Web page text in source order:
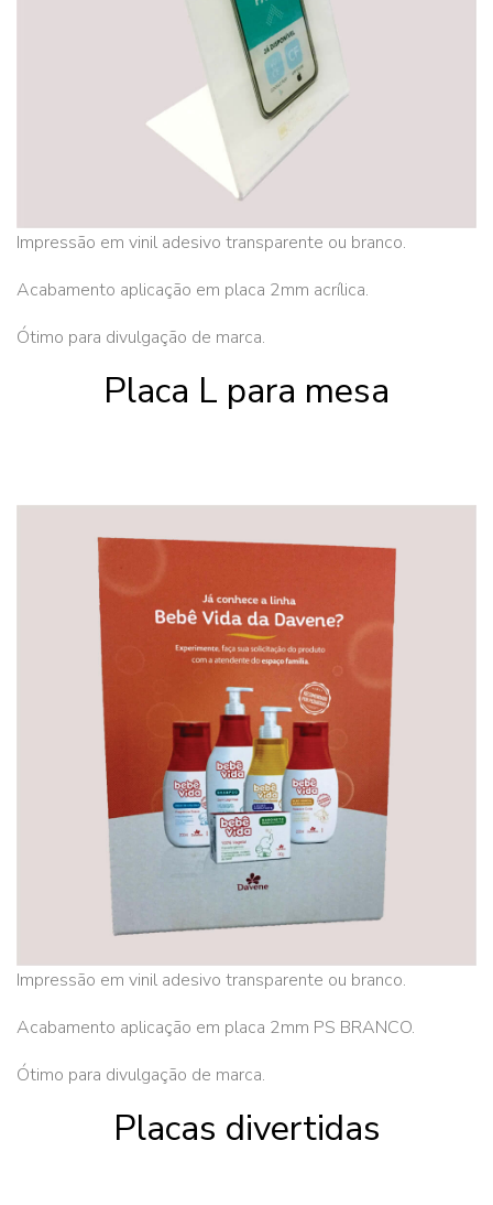
Impressão em vinil adesivo transparente ou branco.
Acabamento aplicação em placa 2mm acrílica.
Ótimo para divulgação de marca.
Placa L para mesa
Impressão em vinil adesivo transparente ou branco.
Acabamento aplicação em placa 2mm PS BRANCO.
Ótimo para divulgação de marca.
Placas divertidas